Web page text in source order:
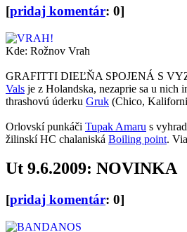
[pridaj komentár: 0]
Kde: Rožnov Vrah
GRAFITTI DIEĽŇA SPOJENÁ S
Vals je z Holandska, nezaprie sa u nich
thrashovú úderku Gruk (Chico,
Orlovskí punkáči Tupak Amaru s
žilinskí HC chalaniská Boiling point.
Ut 9.6.2009: NOVINKA
[pridaj komentár: 0]